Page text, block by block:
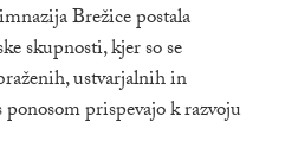
Brežice postala
skupnosti, kjer so se
ustvarjalnih in
prispevajo k razvoju